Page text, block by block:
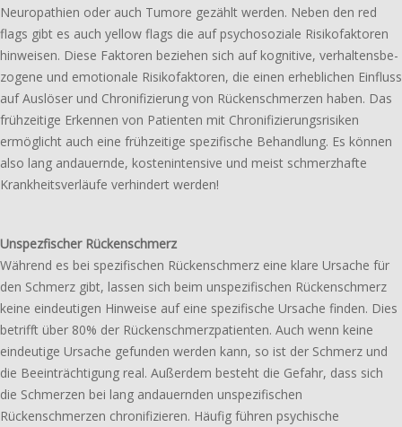
Neuropathien oder auch Tumore gezählt werden. Neben den red
flags gibt es auch yellow flags die auf psycho­so­zia­le Risikofaktoren
hinwei­sen. Diese Faktoren bezie­hen sich auf kogni­ti­ve, verhal­tens­be­
zo­ge­ne und emotio­na­le Risikofaktoren, die einen erheb­li­chen Einfluss
auf Auslöser und Chronifizierung von Rückenschmerzen haben. Das
früh­zei­ti­ge Erkennen von Patienten mit Chronifizierungsrisiken
ermög­licht auch eine früh­zei­ti­ge spezi­fi­sche Behandlung. Es können
also lang andau­ern­de, kosten­in­ten­si­ve und meist schmerz­haf­te
Krankheitsverläufe verhin­dert werden!
Unspezfischer Rückenschmerz
Während es bei spezi­fi­schen Rückenschmerz eine klare Ursache für
den Schmerz gibt, lassen sich beim unspe­zi­fi­schen Rückenschmerz
keine eindeu­ti­gen Hinweise auf eine spezi­fi­sche Ursache finden. Dies
betrifft über 80% der Rückenschmerzpatienten. Auch wenn keine
eindeu­ti­ge Ursache gefun­den werden kann, so ist der Schmerz und
die Beeinträchtigung real. Außerdem besteht die Gefahr, dass sich
die Schmerzen bei lang andau­ern­den unspe­zi­fi­schen
Rückenschmerzen chro­ni­fi­zie­ren. Häufig führen psychi­sche